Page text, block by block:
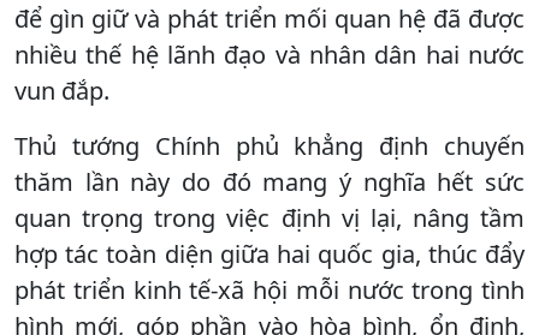
để gìn giữ và phát triển mối quan hệ đã được
nhiều thế hệ lãnh đạo và nhân dân hai nước
vun đắp.
Thủ tướng Chính phủ khẳng định chuyến
thăm lần này do đó mang ý nghĩa hết sức
quan trọng trong việc định vị lại, nâng tầm
hợp tác toàn diện giữa hai quốc gia, thúc đẩy
phát triển kinh tế-xã hội mỗi nước trong tình
hình mới, góp phần vào hòa bình, ổn định,